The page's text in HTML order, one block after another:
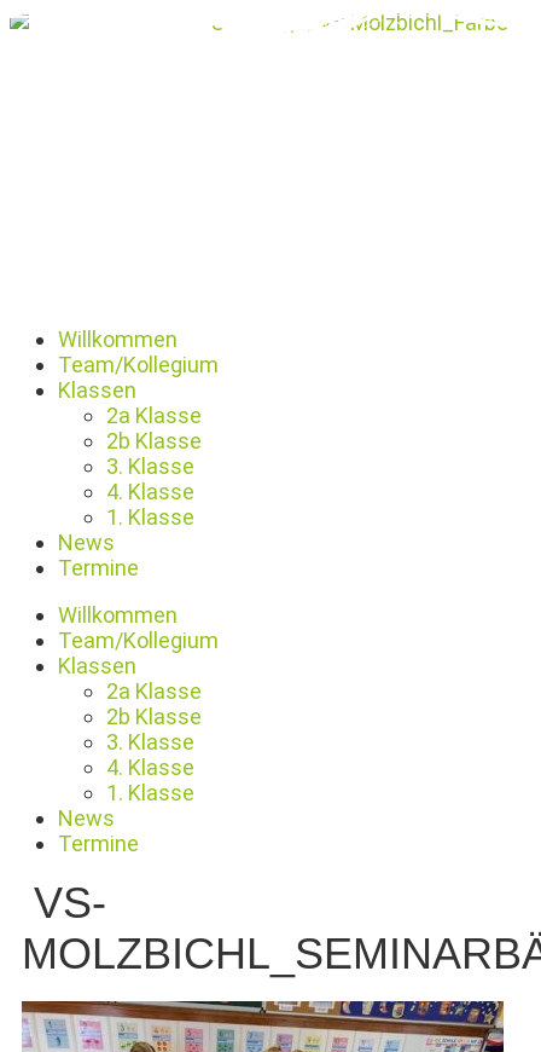
Zum
Willkommen
Team/Kollegium
Klassen
2a Klasse
2b Klasse
3. Klasse
4. Klasse
1. Klasse
News
Termine
Willkommen
Team/Kollegium
Klassen
2a Klasse
2b Klasse
3. Klasse
4. Klasse
1. Klasse
News
Termine
VS-